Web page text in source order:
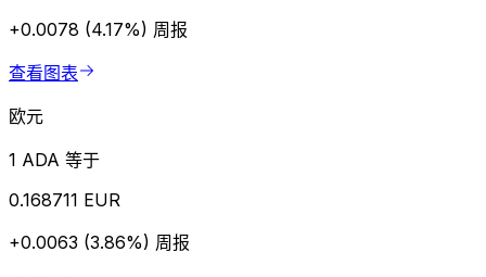
+0.0078 (4.17%) 周报
查看图表
欧元
1 ADA 等于
0.168711 EUR
+0.0063 (3.86%) 周报